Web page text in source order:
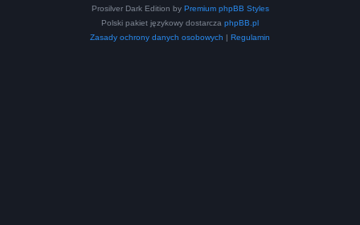
Prosilver Dark Edition by Premium phpBB Styles
Polski pakiet językowy dostarcza phpBB.pl
Zasady ochrony danych osobowych | Regulamin